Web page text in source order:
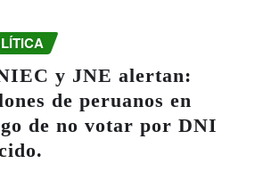
y JNE alertan:
de peruanos en
de no votar por DNI